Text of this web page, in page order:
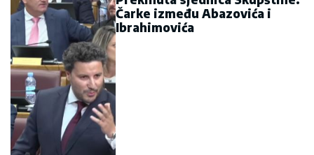
Čarke između Abazovića i
Ibrahimovića